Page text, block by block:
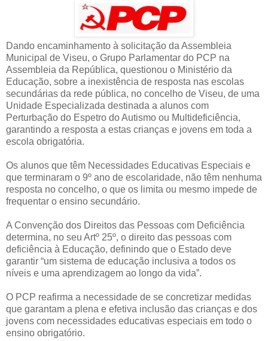
Dando encaminhamento à solicitação da Assembleia
Municipal de Viseu, o Grupo Parlamentar do PCP na
Assembleia da República, questionou o Ministério da
Educação, sobre a inexistência de resposta nas escolas
secundárias da rede pública, no concelho de Viseu, de uma
Unidade Especializada destinada a alunos com
Perturbação do Espetro do Autismo ou Multideficiência,
garantindo a resposta a estas crianças e jovens em toda a
escola obrigatória.
Os alunos que têm Necessidades Educativas Especiais e
que terminaram o 9º ano de escolaridade, não têm nenhuma
resposta no concelho, o que os limita ou mesmo impede de
frequentar o ensino secundário.
A Convenção dos Direitos das Pessoas com Deficiência
determina, no seu Artº 25º, o direito das pessoas com
deficiência à Educação, definindo que o Estado deve
garantir “um sistema de educação inclusiva a todos os
níveis e uma aprendizagem ao longo da vida”.
O PCP reafirma a necessidade de se concretizar medidas
que garantam a plena e efetiva inclusão das crianças e dos
jovens com necessidades educativas especiais em todo o
ensino obrigatório.